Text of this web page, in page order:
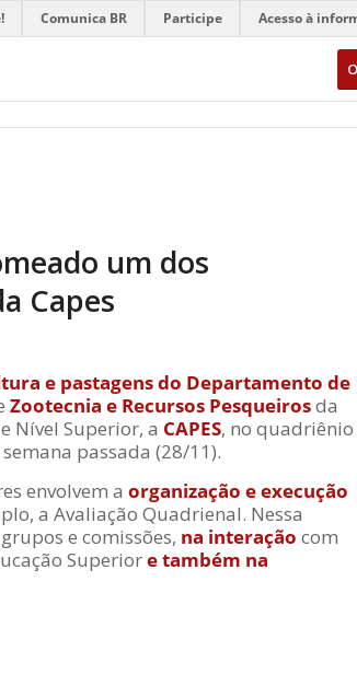
Comunica BR Participe Acesso à
um dos
Capes
e pastagens do Departamento de
Zootecnia e Recursos Pesqueirosda
Nível Superior, a CAPES, no quadriênio
passada (28/11).
envolvem a organização e execução
a Avaliação Quadrienal. Nessa
e comissões, na interação com
Superiore também na